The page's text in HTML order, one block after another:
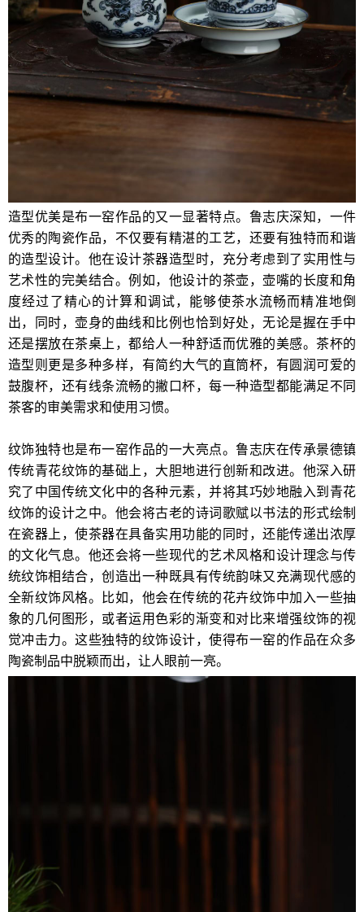
造型优美是布一窑作品的又一显著特点。鲁志庆深知，一件
优秀的陶瓷作品，不仅要有精湛的工艺，还要有独特而和谐
的造型设计。他在设计茶器造型时，充分考虑到了实用性与
艺术性的完美结合。例如，他设计的茶壶，壶嘴的长度和角
度经过了精心的计算和调试，能够使茶水流畅而精准地倒
出，同时，壶身的曲线和比例也恰到好处，无论是握在手中
还是摆放在茶桌上，都给人一种舒适而优雅的美感。茶杯的
造型则更是多种多样，有简约大气的直筒杯，有圆润可爱的
鼓腹杯，还有线条流畅的撇口杯，每一种造型都能满足不同
茶客的审美需求和使用习惯。
纹饰独特也是布一窑作品的一大亮点。鲁志庆在传承景德镇
传统青花纹饰的基础上，大胆地进行创新和改进。他深入研
究了中国传统文化中的各种元素，并将其巧妙地融入到青花
纹饰的设计之中。他会将古老的诗词歌赋以书法的形式绘制
在瓷器上，使茶器在具备实用功能的同时，还能传递出浓厚
的文化气息。他还会将一些现代的艺术风格和设计理念与传
统纹饰相结合，创造出一种既具有传统韵味又充满现代感的
全新纹饰风格。比如，他会在传统的花卉纹饰中加入一些抽
象的几何图形，或者运用色彩的渐变和对比来增强纹饰的视
觉冲击力。这些独特的纹饰设计，使得布一窑的作品在众多
陶瓷制品中脱颖而出，让人眼前一亮。